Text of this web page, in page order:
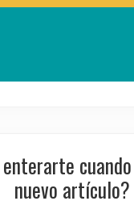
nuevo artículo?